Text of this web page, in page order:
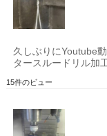
久しぶりにYoutube
タースルードリル加工
15件のビュー